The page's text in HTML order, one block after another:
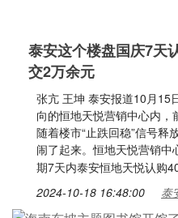
泰安这个楼盘国庆7天
交2万余元
张亢 王坤 泰安报道10月15
向的恒地天悦营销中心内，
随着楼市“止跌回稳”信号释
闹了起来。恒地天悦营销
期7天内泰安恒地天悦认购
2024-10-18 16:48:00 泰